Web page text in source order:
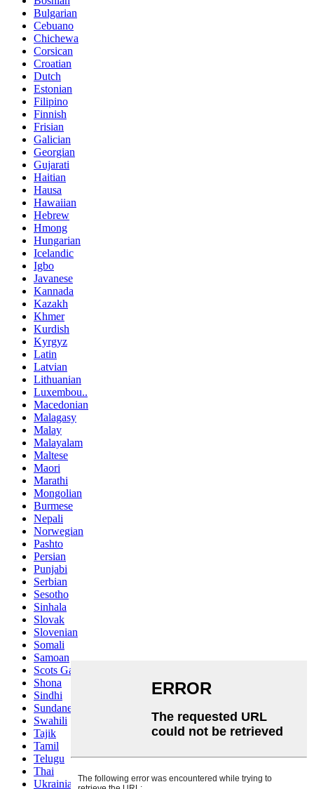
Bulgarian
Cebuano
Chichewa
Corsican
Croatian
Dutch
Estonian
Filipino
Finnish
Frisian
Galician
Georgian
Gujarati
Haitian
Hausa
Hawaiian
Hebrew
Hmong
Hungarian
Icelandic
Igbo
Javanese
Kannada
Kazakh
Khmer
Kurdish
Kyrgyz
Latin
Latvian
Lithuanian
Luxembou..
Macedonian
Malagasy
Malay
Malayalam
Maltese
Maori
Marathi
Mongolian
Burmese
Nepali
Norwegian
Pashto
Persian
Punjabi
Serbian
Sesotho
Sinhala
Slovak
Slovenian
Somali
Samoan
Scots Gaelic
Shona
Sindhi
Sundanese
Swahili
Tajik
Tamil
Telugu
Thai
Ukrainian